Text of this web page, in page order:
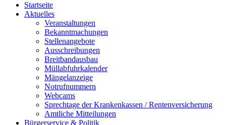
Startseite
Aktuelles
Veranstaltungen
Bekanntmachungen
Stellenangebote
Ausschreibungen
Breitbandausbau
Müllabfuhrkalender
Mängelanzeige
Notrufnummern
Webcams
Sprechtage der Krankenkassen / Rentenversicherung
Amtliche Mitteilungen
Bürgerservice & Politik